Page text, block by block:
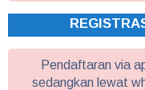
Pendaftaran via
sedangkan lewat